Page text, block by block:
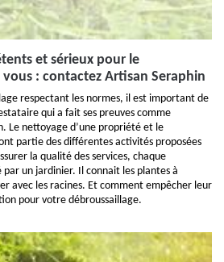
et sérieux pour le
: contactez Artisan Seraphin
respectant les normes, il est important de
qui a fait ses preuves comme
Le nettoyage d’une propriété et le
partie des différentes activités proposées
la qualité des services, chaque
un jardinier. Il connait les plantes à
avec les racines. Et comment empêcher leur
pour votre débroussaillage.